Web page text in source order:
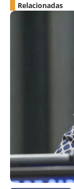
Relacionadas